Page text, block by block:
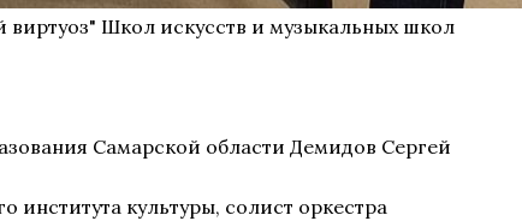
виртуоз" Школ искусств и музыкальных школ
Самарской области Демидов Сергей
культуры, солист оркестра